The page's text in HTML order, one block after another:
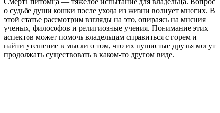
о судьбе души кошки после ухода из жизни волнует многих. В
этой статье рассмотрим взгляды на это, опираясь на мнения
ученых, философов и религиозные учения. Понимание этих
аспектов может помочь владельцам справиться с горем и
найти утешение в мысли о том, что их пушистые друзья могут
продолжать существовать в каком-то другом виде.